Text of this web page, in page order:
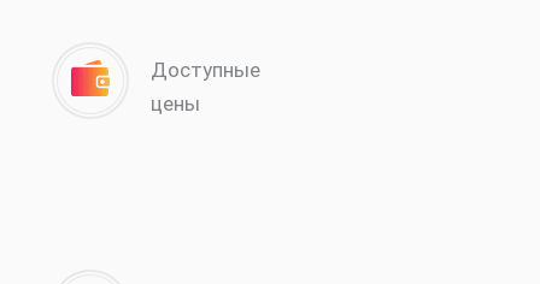
Доступные
цены